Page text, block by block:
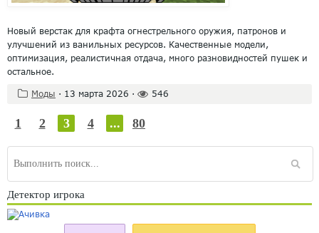
Новый верстак для крафта огнестрельного оружия, патронов и
улучшений из ванильных ресурсов. Качественные модели,
оптимизация, реалистичная отдача, много разновидностей пушек и
остальное.
Моды · 13 марта 2026 · 546
1 2 3 4 ... 80
Детектор игрока